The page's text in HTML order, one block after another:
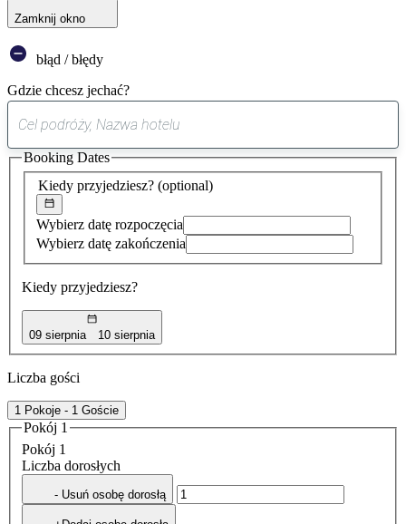
Zamknij okno
błąd / błędy
Gdzie chcesz jechać?
sugestia
została
znaleziona
Kiedy przyjedziesz? (optional)
Wybierz datę rozpoczęcia
Wybierz datę zakończenia
Kiedy przyjedziesz?
09 sierpnia 10 sierpnia
Booking Dates
Liczba gości
1 Pokoje - 1 Goście
Pokój 1
Pokój 1
Liczba dorosłych
- Usuń osobę dorosłą